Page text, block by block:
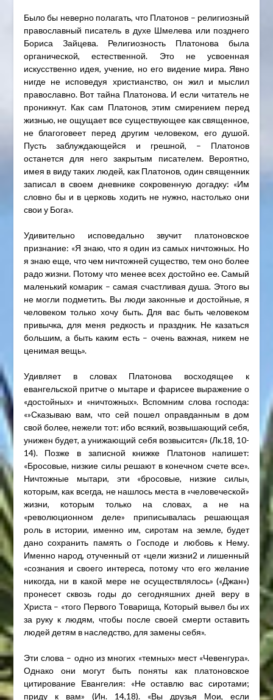
Было бы неверно полагать, что Платонов – религиозный
православный писатель в духе Шмелева или позднего
Бориса Зайцева. Религиозность Платонова была
органической, естественной. Это не усвоенная
искусственно идея, учение, но его видение мира. Явно
нигде не исповедуя христианство, он жил и мыслил
православно. Вот тайна Платонова. И если читатель не
проникнут. Как сам Платонов, этим смирением перед
жизнью, не ощущает все существующее как священное,
не благоговеет перед другим человеком, его душой.
Пусть заблуждающейся и грешной, – Платонов
останется для него закрытым писателем. Вероятно,
имея в виду таких людей, как Платонов, один священник
записал в своем дневнике сокровенную догадку: «Им
словно бы и в церковь ходить не нужно, настолько они
свои у Бога».
Удивительно исповедально звучит платоновское
признание: «Я знаю, что я один из самых ничтожных. Но
я знаю еще, что чем ничтожней существо, тем оно более
радо жизни. Потому что менее всех достойно ее. Самый
маленький комарик – самая счастливая душа. Этого вы
не могли подметить. Вы люди законные и достойные, я
человеком только хочу быть. Для вас быть человеком
привычка, для меня редкость и праздник. Не казаться
большим, а быть каким есть – очень важная, никем не
ценимая вещь».
Удивляет в словах Платонова восходящее к
евангельской притче о мытаре и фарисее выражение о
«достойных» и «ничтожных». Вспомним слова господа:
«»Сказываю вам, что сей пошел оправданным в дом
свой более, нежели тот: ибо всякий, возвышающий себя,
унижен будет, а унижающий себя возвысится» (Лк.18, 10-
14). Позже в записной книжке Платонов напишет:
«Бросовые, низкие силы решают в конечном счете все».
Ничтожные мытари, эти «бросовые, низкие силы»,
которым, как всегда, не нашлось места в «человеческой»
жизни, которым только на словах, а не на
«революционном деле» приписывалась решающая
роль в истории, именно им, сиротам на земле, будет
дано сохранить память о Господе и любовь к Нему.
Именно народ, отученный от «цели жизни2 и лишенный
«сознания и своего интереса, потому что его желание
никогда, ни в какой мере не осуществлялось» («Джан»)
пронесет сквозь годы до сегодняшних дней веру в
Христа – «того Первого Товарища, Который вывел бы их
за руку к людям, чтобы после своей смерти оставить
людей детям в наследство, для замены себя».
Эти слова – одно из многих «темных» мест «Чевенгура».
Однако они могут быть поняты как платоновское
цитирование Евангелия: «Не оставлю вас сиротами;
приду к вам» (Ин. 14,18). «Вы друзья Мои, если